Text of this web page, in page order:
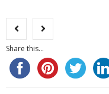
Share this...